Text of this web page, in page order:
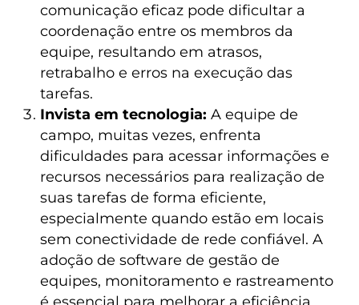
comunicação eficaz pode dificultar a
coordenação entre os membros da
equipe, resultando em atrasos,
retrabalho e erros na execução das
tarefas.
Invista em tecnologia: A equipe de
campo, muitas vezes, enfrenta
dificuldades para acessar informações e
recursos necessários para realização de
suas tarefas de forma eficiente,
especialmente quando estão em locais
sem conectividade de rede confiável. A
adoção de software de gestão de
equipes, monitoramento e rastreamento